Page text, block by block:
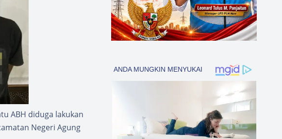
ABH diduga lakukan
Negeri Agung